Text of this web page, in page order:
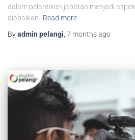
dalam pelantikan jabatan menjadi
diabaikan.
Read more
Byadmin pelangi 7 monthsago